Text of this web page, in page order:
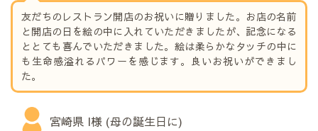
友だちのレストラン開店のお祝いに贈りました。お店の名前
と開店の日を絵の中に入れていただきましたが、記念になる
ととても喜んでいただきました。絵は柔らかなタッチの中に
も生命感溢れるパワーを感じます。良いお祝いができまし
た。
宮崎県 I様 (母の誕生日に)